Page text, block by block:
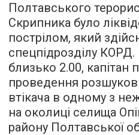
Полтавського
Скрипника було
пострілом, який
спецпідрозділу КОРД.
близько 2.00, капітан
проведення
втікача в одному з
на околиці селища
району Полтавської